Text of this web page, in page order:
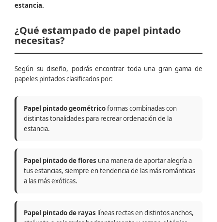
estancia.
¿Qué estampado de papel pintado
necesitas?
Según su diseño, podrás encontrar toda una gran gama de
papeles pintados clasificados por:
Papel pintado geométricoformas combinadas con
distintas tonalidades para recrear ordenación de la
estancia.
Papel pintado de flores una manera de aportar alegría a
tus estancias, siempre en tendencia de las más románticas
a las más exóticas.
Papel pintado de rayas líneas rectas en distintos anchos,